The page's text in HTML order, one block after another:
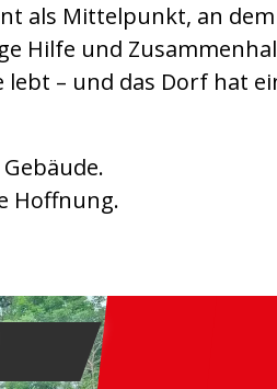
als Mittelpunkt, an
Hilfe und
lebt – und das Dorf hat
Hoffnung.